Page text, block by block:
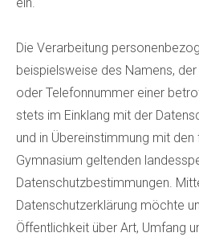
Die Verarbeitung
beispielsweise des Namens,
oder Telefonnummer einer
stets im Einklang mit der
und in Übereinstimmung mit den
Gymnasium geltenden
Datenschutzbestimmungen.
Datenschutzerklärung möchte
Öffentlichkeit über Art, Umfang